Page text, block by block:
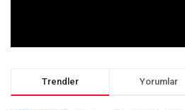
Trendler Yorumlar